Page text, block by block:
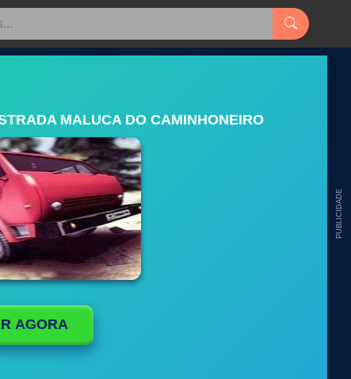
MALUCA DO CAMINHONEIRO
AGORA
PUBLICIDADE